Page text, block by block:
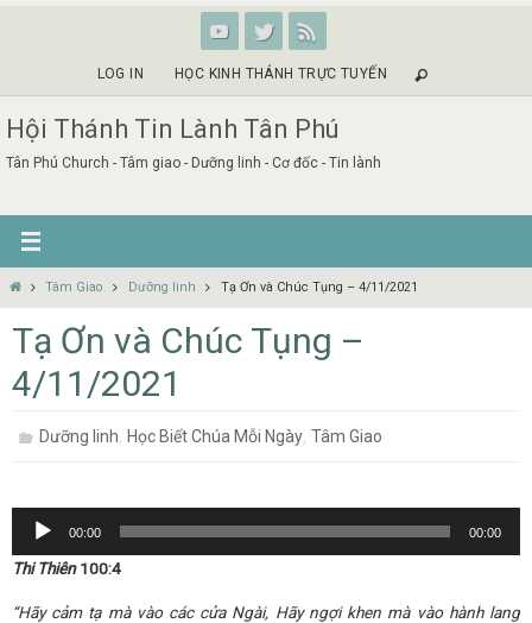
LOG IN HỌC KINH THÁNH TRỰC TUYẾN
Hội Thánh Tin Lành Tân Phú
Tân Phú Church - Tâm giao - Dưỡng linh - Cơ đốc - Tin lành
HomeTâm Giao Dưỡng linh Tạ Ơn và Chúc Tụng – 4/11/2021
Tạ Ơn và Chúc Tụng –
4/11/2021
Dưỡng linh,Học Biết Chúa Mỗi Ngày,Tâm Giao
Audio
00:00 00:00
ThiThiên100:4
“Hãy cảm tạ mà vào các cửa Ngài, Hãy ngợi khen mà vào hành lang